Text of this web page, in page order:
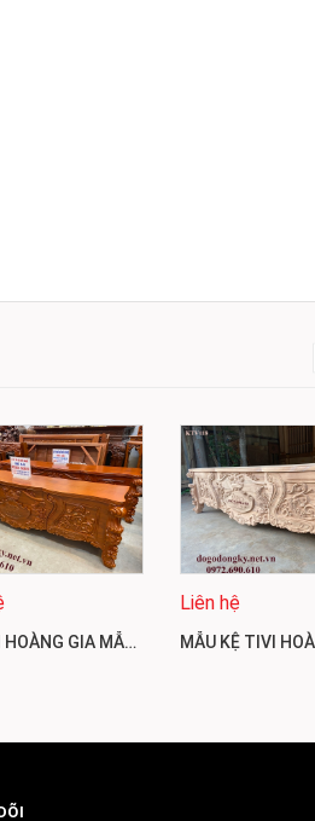
KỆ TIVI HOÀNG GIA MẪU ĐẸP & HIẾM | ĐỒ GỖ PHÚ HẢI KTV119
Liên hệ